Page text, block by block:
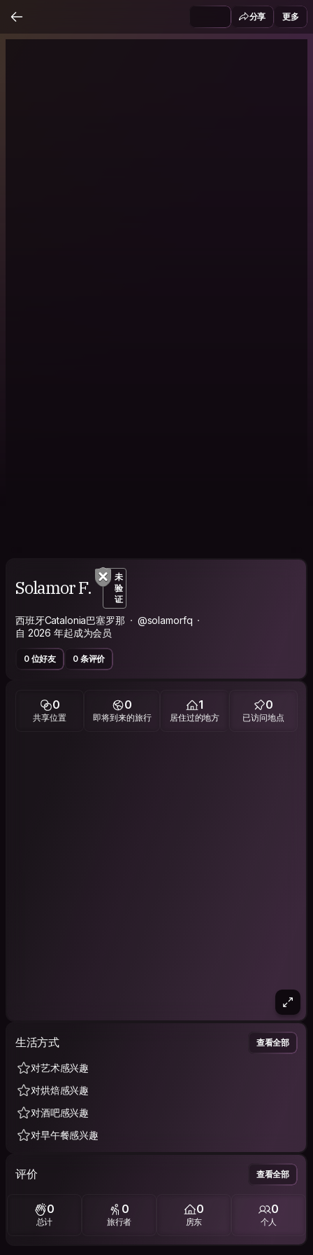
分享 更多
Solamor F.
未
验
证
西班牙Catalonia巴塞罗那
@solamorfq
自 2026 年起成为会员
0 位好友 0 条评价
0
共享位置
0
即将到来的旅行
1
居住过的地方
0
已访问地点
生活方式 查看全部
对艺术感兴趣
对烘焙感兴趣
对酒吧感兴趣
对早午餐感兴趣
评价 查看全部
0
总计
0
旅行者
0
房东
0
个人